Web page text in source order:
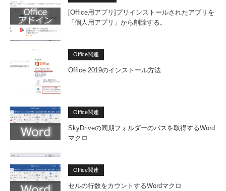
[Office用アプリ]プリインストールされたアプリを
「個人用アプリ」から削除する。
Office関連
Office 2019のインストール方法
Office関連
SkyDriveの同期フォルダーのパスを取得するWord
マクロ
Office関連
セルの行数をカウントするWordマクロ